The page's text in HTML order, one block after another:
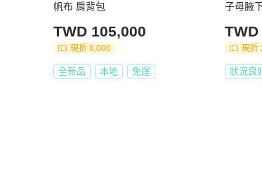
帆布 肩背包
TWD 105,000
現折 8,000
全新品 本地 免運
子母腋
現折
狀況良